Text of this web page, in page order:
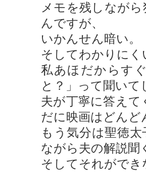
メモを残しなが
んですが、
いかんせん暗い。
そしてわかりにく
私あほだからす
と？」って聞いて
夫が丁寧に答え
だに映画はどんど
もう気分は聖徳
ながら夫の解説聞
そしてそれがで